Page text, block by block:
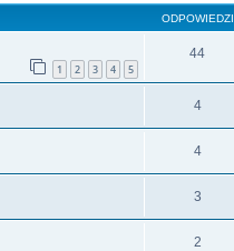
ODPOWIEDZI
1 2 3 4 5
44
4
4
3
2